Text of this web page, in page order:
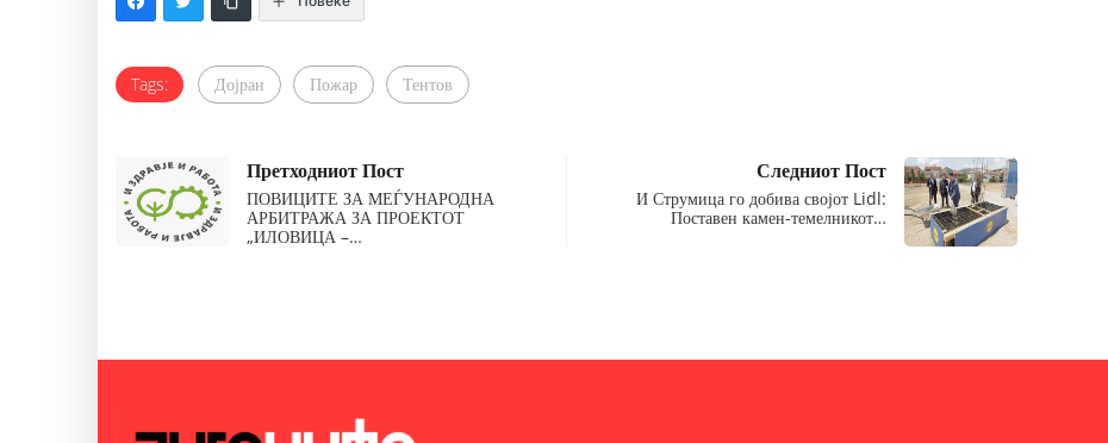
Tags: Дојран Пожар Тентов
Претходниот Пост
ПОВИЦИТЕ ЗА МЕЃУНАРОДНА
АРБИТРАЖА ЗА ПРОЕКТОТ
„ИЛОВИЦА –…
Следниот Пост
И Струмица го добива својот Lidl:
Поставен камен-темелникот…